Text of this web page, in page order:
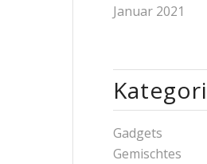
Januar 2021
Gadgets
Gemischtes